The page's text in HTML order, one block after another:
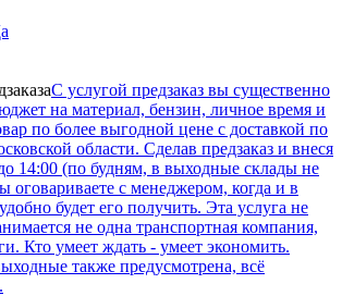
С услугой предзаказ вы существенно
на материал, бензин, личное время и
по более выгодной цене с доставкой по
области. Сделав предзаказ и внеся
14:00 (по будням, в выходные склады не
оговариваете с менеджером, когда и в
будет его получить. Эта услуга не
не одна транспортная компания,
Кто умеет ждать - умеет экономить.
также предусмотрена, всё